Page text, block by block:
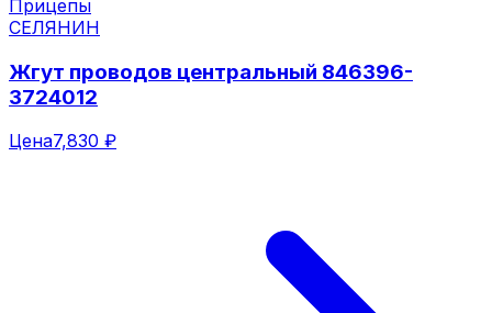
Прицепы
СЕЛЯНИН
Жгут проводов центральный 846396-
3724012
Цена7,830 ₽